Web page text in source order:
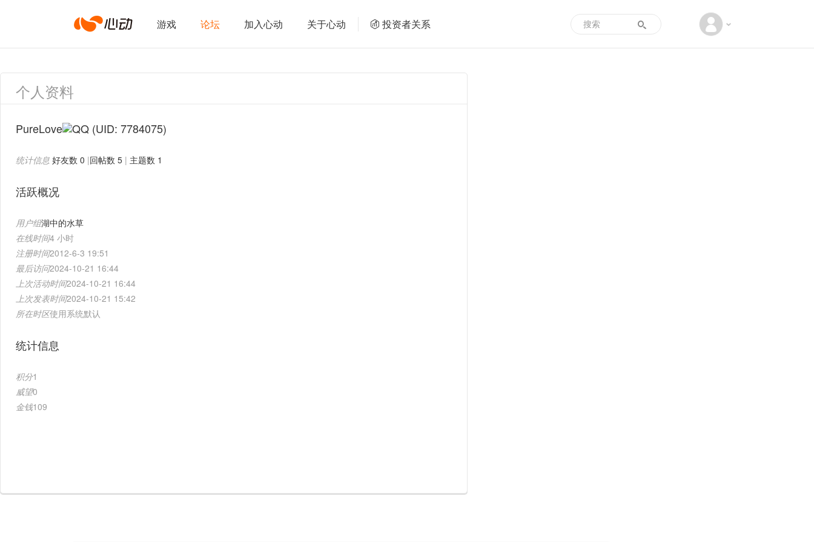
心
动
络
游戏 论坛 加入心动 关于心动 投资者关系
个人资料
PureLove (UID: 7784075)
统计信息 好友数 0 |回帖数 5 | 主题数 1
活跃概况
用户组湖中的水草
在线时间4 小时
注册时间2012-6-3 19:51
最后访问2024-10-21 16:44
上次活动时间2024-10-21 16:44
上次发表时间2024-10-21 15:42
所在时区使用系统默认
统计信息
积分1
威望0
金钱109